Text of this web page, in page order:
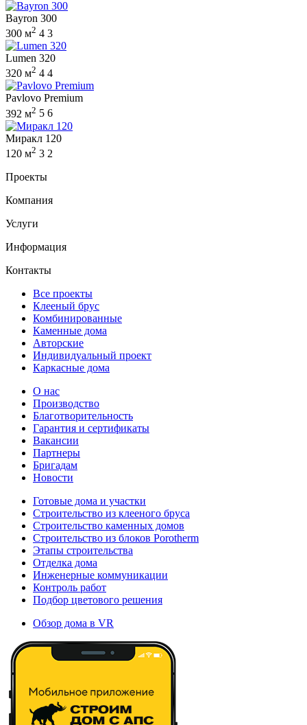
Bayron 300
300 м2 4 3
Lumen 320
320 м2 4 4
Pavlovo Premium
392 м2 5 6
Миракл 120
120 м2 3 2
Проекты
Компания
Услуги
Информация
Контакты
Все проекты
Клееный брус
Комбинированные
Каменные дома
Авторские
Индивидуальный проект
Каркасные дома
О нас
Производство
Благотворительность
Гарантия и сертификаты
Вакансии
Партнеры
Бригадам
Новости
Готовые дома и участки
Строительство из клееного бруса
Строительство каменных домов
Строительство из блоков Porotherm
Этапы строительства
Отделка дома
Инженерные коммуникации
Контроль работ
Подбор цветового решения
Обзор дома в VR